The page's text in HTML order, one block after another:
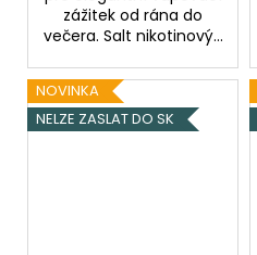
zážitek od rána do
večera. Salt nikotinový...
NOVINKA
NELZE ZASLAT DO SK